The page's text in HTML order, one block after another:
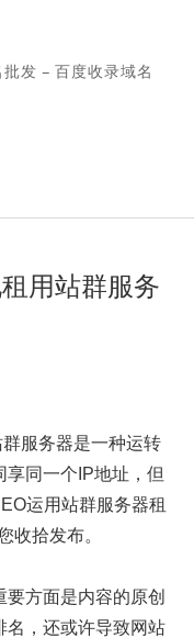
发 – 百度收录域名
用站群服务
服务器是一种运转
享同一个IP地址，但
运用站群服务器租
收拾发布。
方面是内容的原创
名，还或许导致网站